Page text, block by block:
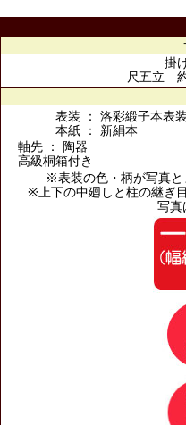
掛
尺五立 約
表装 ： 洛彩緞子本表装
本紙 ： 新絹本
軸先 ： 陶器
高級桐箱付き
※表装の色・柄が写真と
※上下の中廻しと柱の継ぎ
写真